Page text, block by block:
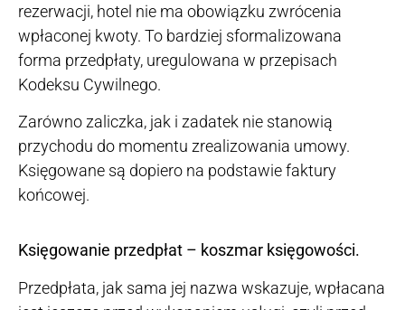
rezerwacji, hotel nie ma obowiązku zwrócenia
wpłaconej kwoty. To bardziej sformalizowana
forma przedpłaty, uregulowana w przepisach
Kodeksu Cywilnego.
Zarówno zaliczka, jak i zadatek nie stanowią
przychodu do momentu zrealizowania umowy.
Księgowane są dopiero na podstawie faktury
końcowej.
Księgowanie przedpłat – koszmar księgowości.
Przedpłata, jak sama jej nazwa wskazuje, wpłacana